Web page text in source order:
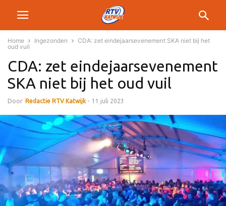
Home Ingezonden
CDA: zet eindejaarsevenement SKA niet bij het
oud vuil
CDA: zet eindejaarsevenement
SKA niet bij het oud vuil
Door Redactie RTV Katwijk - 11 juli 2023